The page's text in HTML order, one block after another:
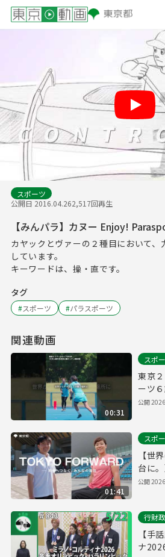
Play
スポーツ
公開日 2016.04.262,517回再生
【みんパラ】カヌー Enjoy!
カヤックとヴァーの２種目において、
しています。
キーワードは、操・直です。
タグ
#スポーツ #パラスポーツ
関連動画
00:31
スポ
東京
ーツ
ト】
公開
01:41
スポ
【世
台に
都立
公開
行財政
【手
ナ